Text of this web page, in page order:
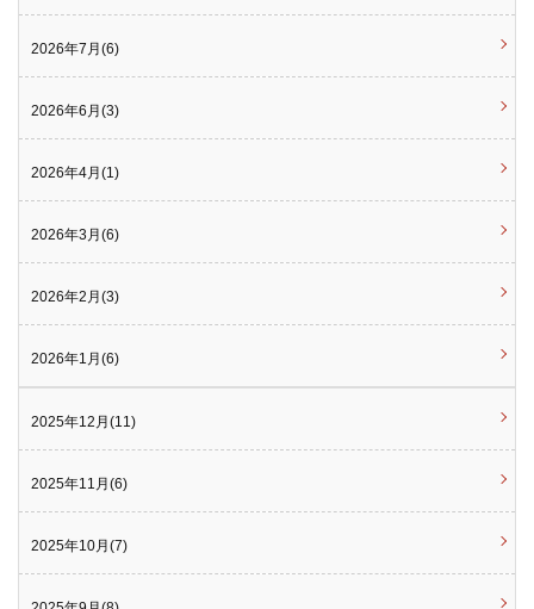
2026年7月(6)
2026年6月(3)
2026年4月(1)
2026年3月(6)
2026年2月(3)
2026年1月(6)
2025年12月(11)
2025年11月(6)
2025年10月(7)